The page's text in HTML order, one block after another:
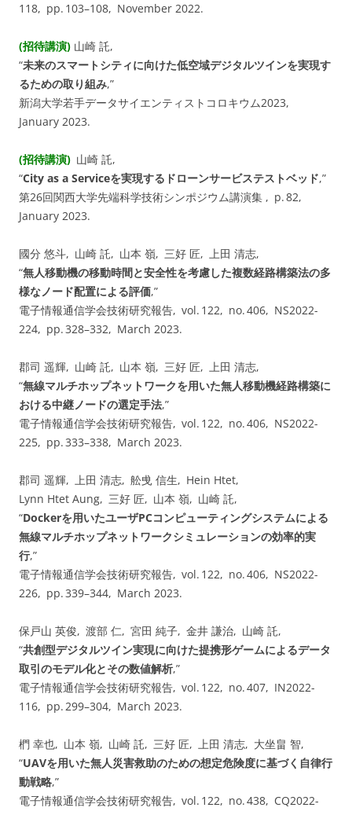
118, pp.⁠ ⁠103⁠–⁠108, November 2022.
(招待講演) 山崎 託,
“未来のスマートシティに向けた低空域デジタルツインを実現す
るための取り組み,”
新潟大学若手データサイエンティストコロキウム2023,
January 2023.
(招待講演) 山崎 託,
“City as a Serviceを実現するドローンサービステストベッド,”
第26回関西大学先端科学技術シンポジウム講演集 , p.⁠ ⁠82,
January 2023.
國分 悠斗, 山崎 託, 山本 嶺, 三好 匠, 上田 清志,
“無人移動機の移動時間と安全性を考慮した複数経路構築法の多
様なノード配置による評価,”
電子情報通信学会技術研究報告, vol. ⁠122, no. ⁠406, NS2022-
224, pp.⁠ ⁠328⁠–⁠332, March 2023.
郡司 遥輝, 山崎 託, 山本 嶺, 三好 匠, 上田 清志,
“無線マルチホップネットワークを用いた無人移動機経路構築に
おける中継ノードの選定手法,”
電子情報通信学会技術研究報告, vol. ⁠122, no. ⁠406, NS2022-
225, pp.⁠ ⁠333⁠–⁠338, March 2023.
郡司 遥輝, 上田 清志, 舩曵 信生, Hein Htet,
Lynn Htet Aung, 三好 匠, 山本 嶺, 山崎 託,
“Dockerを用いたユーザPCコンピューティングシステムによる
無線マルチホップネットワークシミュレーションの効率的実
行,”
電子情報通信学会技術研究報告, vol. ⁠122, no. ⁠406, NS2022-
226, pp.⁠ ⁠339⁠–⁠344, March 2023.
保戸山 英俊, 渡部 仁, 宮田 純子, 金井 謙治, 山崎 託,
“共創型デジタルツイン実現に向けた提携形ゲームによるデータ
取引のモデル化とその数値解析,”
電子情報通信学会技術研究報告, vol. ⁠122, no. ⁠407, IN2022-
116, pp.⁠ ⁠299⁠–⁠304, March 2023.
椚 幸也, 山本 嶺, 山崎 託, 三好 匠, 上田 清志, 大坐畠 智,
“UAVを用いた無人災害救助のための想定危険度に基づく自律行
動戦略,”
電子情報通信学会技術研究報告, vol. ⁠122, no. ⁠438, CQ2022-